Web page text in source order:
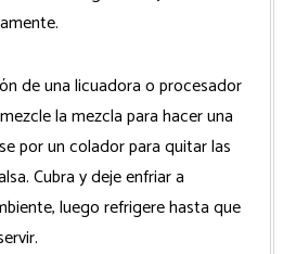
de una licuadora o procesador
la mezcla para hacer una
por un colador para quitar las
Cubra y deje enfriar a
luego refrigere hasta que